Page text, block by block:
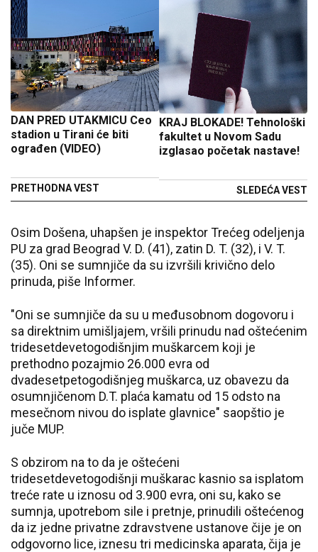
DAN PRED UTAKMICU Ceo
stadion u Tirani će biti
ograđen (VIDEO)
PRETHODNA VEST
KRAJ BLOKADE! Tehnološki
fakultet u Novom Sadu
izglasao početak nastave!
SLEDEĆA VEST
Osim Došena, uhapšen je inspektor Trećeg odeljenja
PU za grad Beograd V. D. (41), zatin D. T. (32), i V. T.
(35). Oni se sumnjiče da su izvršili krivično delo
prinuda, piše Informer.
"Oni se sumnjiče da su u međusobnom dogovoru i
sa direktnim umišljajem, vršili prinudu nad oštećenim
tridesetdevetogodišnjim muškarcem koji je
prethodno pozajmio 26.000 evra od
dvadesetpetogodišnjeg muškarca, uz obavezu da
osumnjičenom D.T. plaća kamatu od 15 odsto na
mesečnom nivou do isplate glavnice" saopštio je
juče MUP.
S obzirom na to da je oštećeni
tridesetdevetogodišnji muškarac kasnio sa isplatom
treće rate u iznosu od 3.900 evra, oni su, kako se
sumnja, upotrebom sile i pretnje, prinudili oštećenog
da iz jedne privatne zdravstvene ustanove čije je on
odgovorno lice, iznesu tri medicinska aparata, čija je